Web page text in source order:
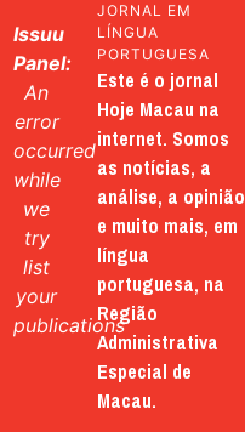
Issuu
Panel:
An
error
occurred
while
we
try
list
your
publications
JORNAL EM
LÍNGUA
PORTUGUESA
Este é o jornal
Hoje Macau na
internet. Somos
as notícias, a
análise, a opinião
e muito mais, em
língua
portuguesa, na
Região
Administrativa
Especial de
Macau.